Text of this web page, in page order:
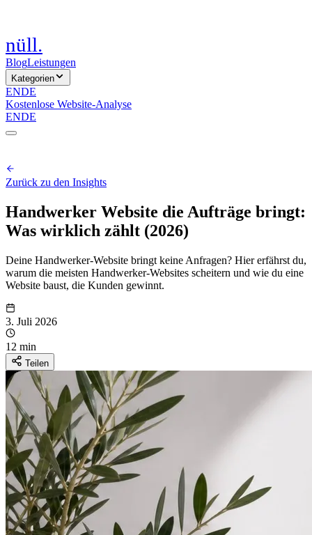
nüll.
BlogLeistungen
Kategorien
ENDE
Kostenlose Website-Analyse
ENDE
Zurück zu den Insights
Handwerker Website die Aufträge bringt:
Was wirklich zählt (2026)
Deine Handwerker-Website bringt keine Anfragen? Hier erfährst du,
warum die meisten Handwerker-Websites scheitern und wie du eine
Website baust, die Kunden gewinnt.
3. Juli 2026
12 min
Teilen